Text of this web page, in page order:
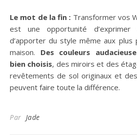
Le mot de la fin : Transformer vos
est une opportunité
d’apporter du style même aux
maison. Des couleurs
bien choisis, des miroirs et des
revêtements de sol originaux et
peuvent faire toute la différence.
Par Jade